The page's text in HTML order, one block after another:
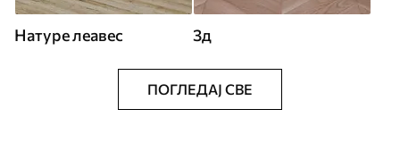
Натуре леавес 3д
ПОГЛЕДАЈ СВЕ